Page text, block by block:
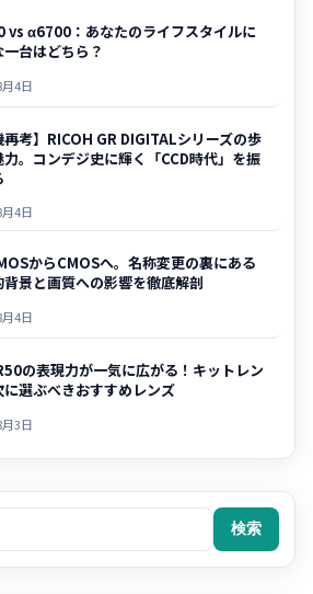
vs α6700：あなたのライフスタイルに
台はどちら？
4日
再考】RICOH GR DIGITALシリーズの歩
。コンデジ史に輝く「CCD時代」を振
4日
からCMOSへ。名称変更の裏にある
背景と画質への影響を徹底解剖
4日
の表現力が一気に広がる！キットレン
に選ぶべきおすすめレンズ
3日
検索